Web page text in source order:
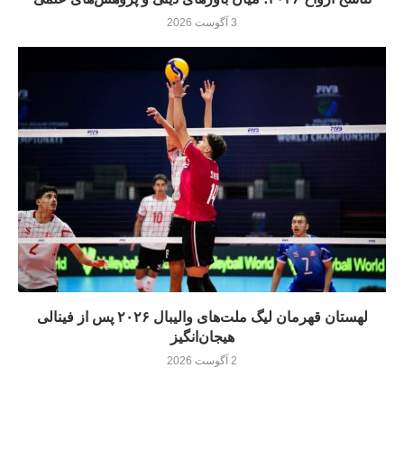
3 آگوست 2026
لهستان قهرمان لیگ ملت‌های والیبال ۲۰۲۶ پس از فینالی
هیجان‌انگیز
2 آگوست 2026